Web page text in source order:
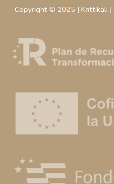
Copyright © 2025 | Krittikali |